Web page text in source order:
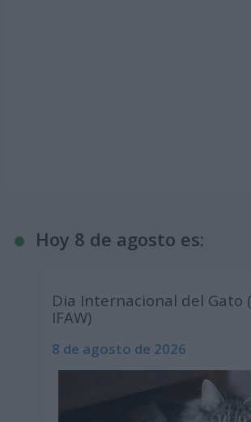
Hoy 8 de agosto es:
Dia Internacional del Gato
IFAW)
8 de agosto de 2026